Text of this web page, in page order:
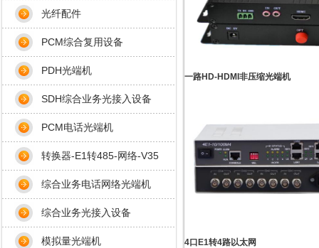
一路HD-HDMI非压缩光端机
4口E1转4路以太网
光纤配件
PCM综合复用设备
PDH光端机
SDH综合业务光接入设备
PCM电话光端机
转换器-E1转485-网络-V35
综合业务电话网络光端机
综合业务光接入设备
模拟量光端机